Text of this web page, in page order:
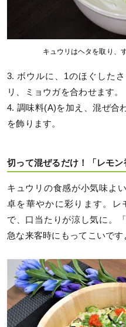
キュウリはヘタを取り、
3. ボウルに、1のほぐした
リ、ミョウガを合わせます。
4. 調味料(A)を加え、混ぜ合
を飾ります。
切って混ぜるだけ！「レモン
キュウリの食感が小気味よ
卓を華やかに彩ります。レ
で、口当たりが涼し気に。
急な来客時にもってこいで